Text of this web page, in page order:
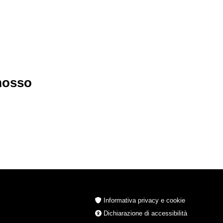
Informativa privacy e cookie
Dichiarazione di accessibilità